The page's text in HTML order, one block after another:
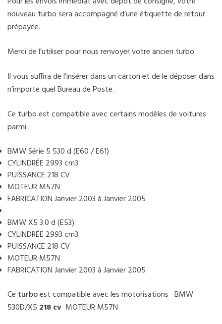
nouveau turbo sera accompagné d’une étiquette de retour
prépayée.
Merci de l’utiliser pour nous renvoyer votre ancien turbo.
Il vous suffira de l’insérer dans un carton et de le déposer dans
n’importe quel Bureau de Poste.
Ce turbo est compatible avec certains modèles de voitures
parmi :
BMW Série 5 530 d (E60 / E61)
CYLINDRÉE 2993 cm3
PUISSANCE 218 CV
MOTEUR M57N
FABRICATION Janvier 2003 à Janvier 2005
BMW X5 3.0 d (E53)
CYLINDRÉE 2993 cm3
PUISSANCE 218 CV
MOTEUR M57N
FABRICATION Janvier 2003 à Janvier 2005
Ce turboest compatible avec les motorisations BMW
530D/X5 218 cv MOTEUR M57N